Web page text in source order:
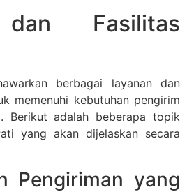
dan Fasilitas
berbagai layanan dan
memenuhi kebutuhan pengirim
Berikut adalah beberapa topik
yang akan dijelaskan secara
Pengiriman yang